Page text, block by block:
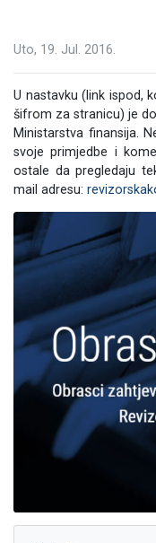
Uto, 19. Jul. 2016.
U nastavku (link ispod,
šifrom za stranicu) je
Ministarstva finansija.
svoje primjedbe i
ostale da pregledaju
mail adresu: